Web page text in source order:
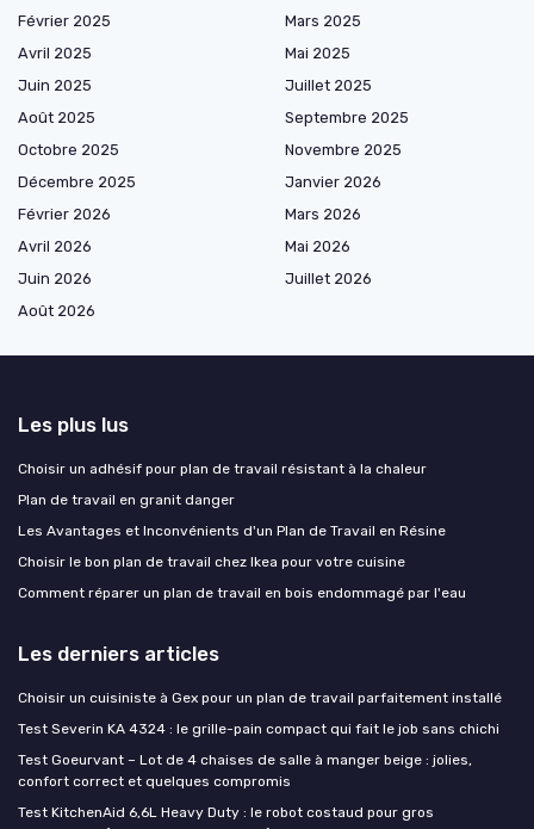
Février 2025
Mars 2025
Avril 2025
Mai 2025
Juin 2025
Juillet 2025
Août 2025
Septembre 2025
Octobre 2025
Novembre 2025
Décembre 2025
Janvier 2026
Février 2026
Mars 2026
Avril 2026
Mai 2026
Juin 2026
Juillet 2026
Août 2026
Les plus lus
Choisir un adhésif pour plan de travail résistant à la chaleur
Plan de travail en granit danger
Les Avantages et Inconvénients d'un Plan de Travail en Résine
Choisir le bon plan de travail chez Ikea pour votre cuisine
Comment réparer un plan de travail en bois endommagé par l'eau
Les derniers articles
Choisir un cuisiniste à Gex pour un plan de travail parfaitement installé
Test Severin KA 4324 : le grille-pain compact qui fait le job sans chichi
Test Goeurvant – Lot de 4 chaises de salle à manger beige : jolies,
confort correct et quelques compromis
Test KitchenAid 6,6L Heavy Duty : le robot costaud pour gros